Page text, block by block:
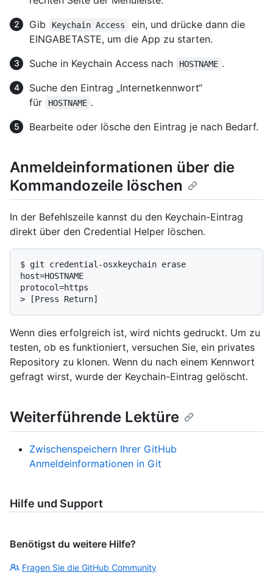
Gib
Keychain Access
ein, und drücke dann die
EINGABETASTE, um die App zu starten.
Suche in Keychain Access nach
HOSTNAME .
Suche den Eintrag „Internetkennwort“
für
HOSTNAME .
Bearbeite oder lösche den Eintrag je nach Bedarf.
Anmeldeinformationen über die
Kommandozeile löschen
In der Befehlszeile kannst du den Keychain-Eintrag
direkt über den Credential Helper löschen.
$ git credential-osxkeychain erase
host=HOSTNAME
>
[Press Return]
Wenn dies erfolgreich ist, wird nichts gedruckt. Um zu
testen, ob es funktioniert, versuchen Sie, ein privates
Repository zu klonen. Wenn du nach einem Kennwort
gefragt wirst, wurde der Keychain-Eintrag gelöscht.
Weiterführende Lektüre
Zwischenspeichern Ihrer GitHub
Anmeldeinformationen in Git
Hilfe und Support
Benötigst du weitere Hilfe?
Fragen Sie die GitHub Community